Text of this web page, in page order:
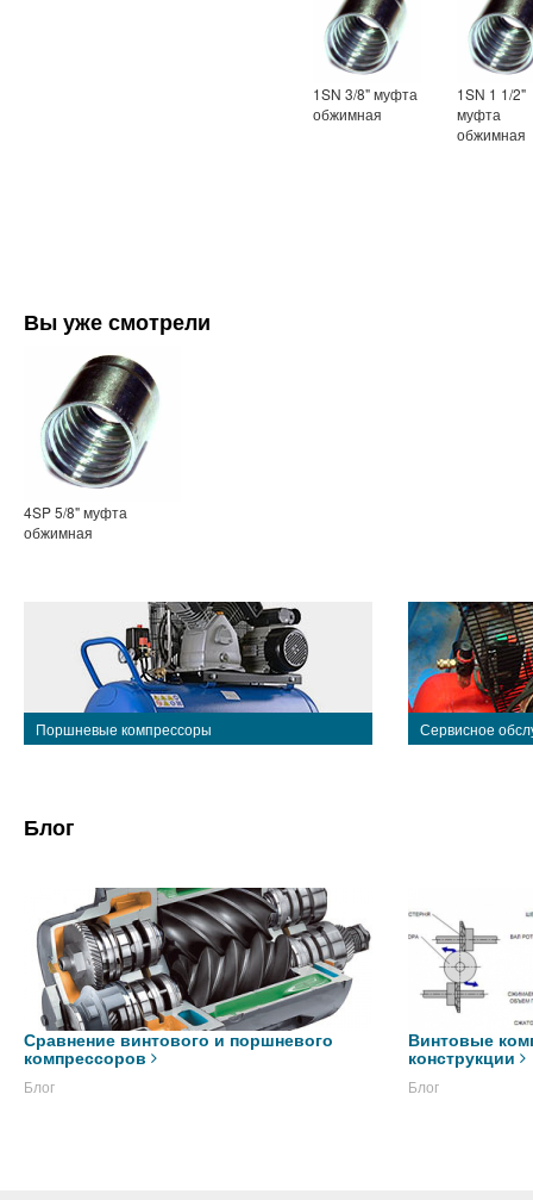
1SN 3/8" муфта
обжимная
1SN 1 1/2"
муфта
обжимная
Вы уже смотрели
4SP 5/8" муфта
обжимная
Поршневые компрессоры Сервисное
Блог
Сравнение винтового и поршневого
компрессоров
Блог
Винтовые
конструкции
Блог